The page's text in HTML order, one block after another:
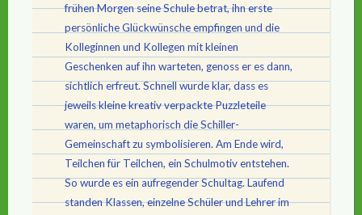
frühen Morgen seine Schule betrat, ihn erste
persönliche Glückwünsche empfingen und die
Kolleginnen und Kollegen mit kleinen
Geschenken auf ihn warteten, genoss er es dann,
sichtlich erfreut. Schnell wurde klar, dass es
jeweils kleine kreativ verpackte Puzzleteile
waren, um metaphorisch die Schiller-
Gemeinschaft zu symbolisieren. Am Ende wird,
Teilchen für Teilchen, ein Schulmotiv entstehen.
So wurde es ein aufregender Schultag. Laufend
standen Klassen, einzelne Schüler und Lehrer im